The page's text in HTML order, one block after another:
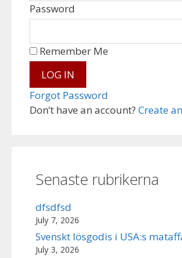
Password
Don’t have an account? Create
Remember Me
Forgot Password
Senaste rubrikerna
dfsdfsd
July 7, 2026
Svenskt lösgodis i USA:s
July 3, 2026